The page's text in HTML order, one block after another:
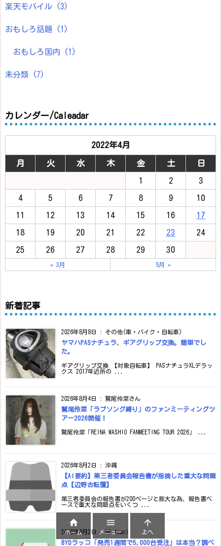
楽天モバイル (3)
おもしろ話題 (1)
おもしろ国内 (1)
未分類 (7)
カレンダー/Caleadar
2022年4月
月 火 水 木 金 土 日
1 2 3
4 5 6 7 8 9 10
11 12 13 14 15 16 17
18 19 20 21 22 23 24
25 26 27 28 29 30
« 3月 5月 »
新着記事
2026年8月8日 : その他(車・バイク・自転車)
ヤマハPASナチュラ、ギアグリップ交換。簡単でし
た。
ギアグリップ交換 【対象自転車】 PASナチュラXLデラッ
クス 2017年近所の ...
2026年8月4日 : 鷲尾伶菜さん
鷲尾伶菜「ラブソング縛り」のファンミーティングツ
アー2026開催！
鷲尾伶菜「REINA WASHIO FANMEETING TOUR 2026」 ...
2026年8月2日 : 沖縄
【AI要約】第三者委員会報告書が指摘した重大な問題
点【辺野古転覆】
第三者委員会の報告書が200ページと膨大な為、報告書ベ
ースで重大な問題点をいくつ ...
2026年8月2日 : 車（car）
BYDラッコ「発売1週間で5,000台受注」は本当？調べ

ホーム

メニュー

上へ